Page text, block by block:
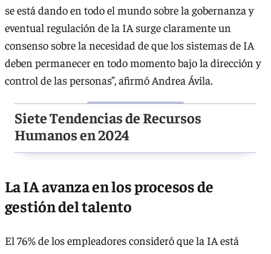
se está dando en todo el mundo sobre la gobernanza y
eventual regulación de la IA surge claramente un
consenso sobre la necesidad de que los sistemas de IA
deben permanecer en todo momento bajo la dirección y
control de las personas”, afirmó Andrea Ávila.
Siete Tendencias de Recursos
Humanos en 2024
La IA avanza en los procesos de
gestión del talento
El 76% de los empleadores consideró que la IA está